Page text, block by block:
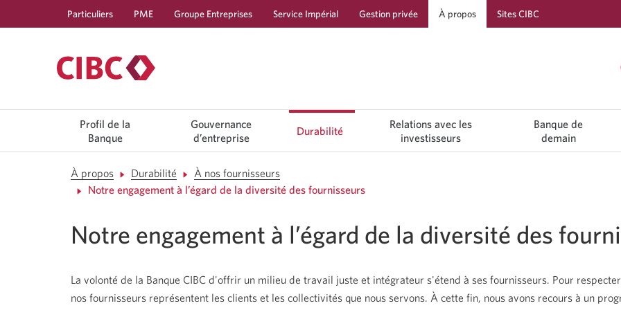
bancaires
navigation
Particuliers PME Groupe Entreprises Service Impérial Gestion privée À propos Sites CIBC
Profil de la
Banque
Gouvernance
d’entreprise
Durabilité
Relations avec les
investisseurs
Banque de
demain
À propos Durabilité
À nos fournisseurs
Notre engagement à l’égard de la diversité des fournisseurs
Notre engagement à l’égard de la diversité des
La volonté de la Banque CIBC d'offrir un milieu de travail juste et intégrateur s'étend à ses fournisseurs. Pour
nos fournisseurs représentent les clients et les collectivités que nous servons. À cette fin, nous avons recours à un